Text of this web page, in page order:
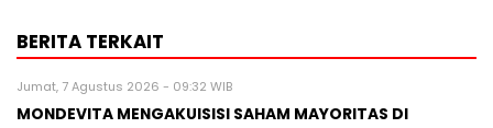
BERITA TERKAIT
Jumat, 7 Agustus 2026 - 09:32 WIB
MONDEVITA MENGAKUISISI SAHAM MAYORITAS DI